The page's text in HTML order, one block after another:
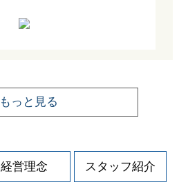
もっと見る
経営理念 スタッフ紹介